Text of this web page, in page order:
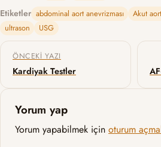
Etiketler abdominal aort anevrizması Akut
ultrason
USG
Yazı gezinmesi
ÖNCEKI YAZI
Kardiyak Testler
Yorum yap
Yorum yapabilmek için oturum